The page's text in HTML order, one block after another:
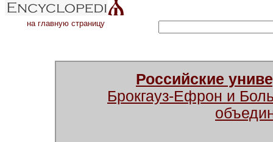
на главную страницу
Российские
Брокгауз-Ефрон и